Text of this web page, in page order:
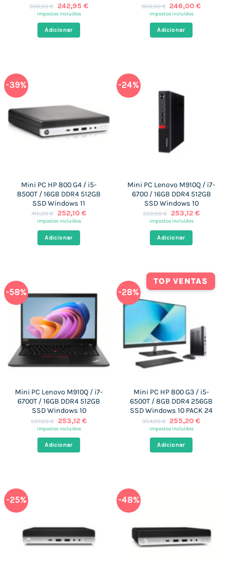
388,00€
O
preço
era:
388,00 €.
242,95 €O
impostos incluídos
Adicionar
850,00€ O
preço
era:
850,00 €.
246,00€O
impostos incluídos
Adicionar
-39%
Mini PC HP 800 G4 / i5-
8500T / 16GB DDR4 512GB
SSD Windows 11
415,00€
O
preço
era:
415,00 €.
252,10 €O
impostos incluídos
Adicionar
-24%
Mini PC Lenovo M910Q / i7-
6700 / 16GB DDR4 512GB
SSD Windows 10
332,68€
O
preço
era:
332,68 €.
253,12 €O
impostos incluídos
Adicionar
-58%
Mini PC Lenovo M910Q / i7-
6700T / 16GB DDR4 512GB
SSD Windows 10
597,00€
O
preço
era:
597,00 €.
253,12 €O
impostos incluídos
Adicionar
-28%
TOP VENTAS
Mini PC HP 800 G3 / i5-
6500T / 8GB DDR4 256GB
SSD Windows 10 PACK 24
354,00€ O
preço
era:
354,00 €.
255,20€O
impostos incluídos
Adicionar
-25% -48%